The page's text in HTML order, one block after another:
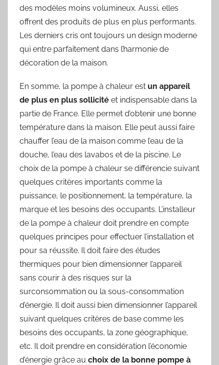
des modèles moins volumineux. Aussi, elles
offrent des produits de plus en plus performants.
Les derniers cris ont toujours un design moderne
qui entre parfaitement dans l’harmonie de
décoration de la maison.
En somme, la pompe à chaleur est un appareil
de plus en plus sollicité et indispensable dans la
partie de France. Elle permet d’obtenir une bonne
température dans la maison. Elle peut aussi faire
chauffer l’eau de la maison comme l’eau de la
douche, l’eau des lavabos et de la piscine. Le
choix de la pompe à chaleur se différencie suivant
quelques critères importants comme la
puissance, le positionnement, la température, la
marque et les besoins des occupants. L’installeur
de la pompe à chaleur doit prendre en compte
quelques principes pour effectuer l’installation et
pour sa réussite. Il doit faire des études
thermiques pour bien dimensionner l’appareil
sans courir à des risques sur la
surconsommation ou la sous-consommation
d’énergie. Il doit aussi bien dimensionner l’appareil
suivant quelques critères de base comme les
besoins des occupants, la zone géographique,
etc. Il doit prendre en considération l’économie
d’énergie grâce au choix de la bonne pompe à